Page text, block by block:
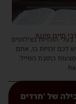
רבי חיים פינטו
הזכויות בצילומים
לכם זכויות בו, אתם
כתובת המייל:
של 'חרדים